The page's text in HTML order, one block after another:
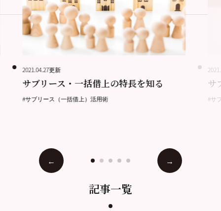
2021.04.27更新
サブリース・一括借上の特長を知る
#サブリース（一括借上）活用術
サ
#サ
記事一覧